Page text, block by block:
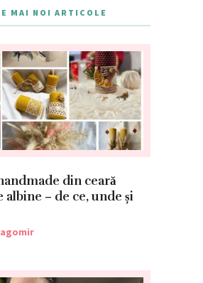
MAI NOI ARTICOLE
din ceară
albine – de ce, unde și